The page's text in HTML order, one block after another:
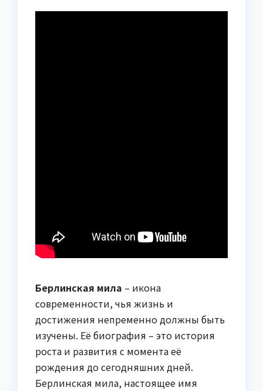
Берлинская мила – икона
современности, чья жизнь и
достижения непременно должны быть
изучены. Её биография – это история
роста и развития с момента её
рождения до сегодняшних дней.
Берлинская мила, настоящее имя